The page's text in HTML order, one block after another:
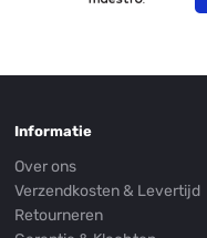
Informatie
Over ons
Verzendkosten & Levertijd
Retourneren